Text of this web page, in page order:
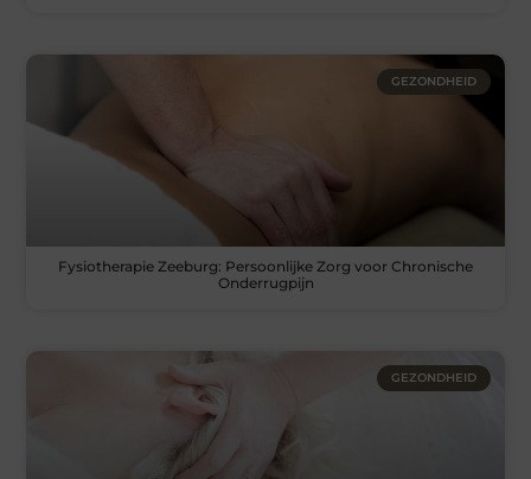
GEZONDHEID
Fysiotherapie Zeeburg: Persoonlijke Zorg voor Chronische
Onderrugpijn
GEZONDHEID